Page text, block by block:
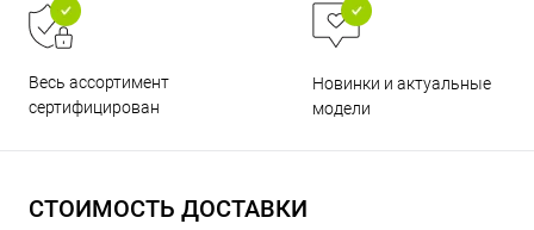
Весь ассортимент
сертифицирован
Новинки и актуальные
модели
СТОИМОСТЬ ДОСТАВКИ